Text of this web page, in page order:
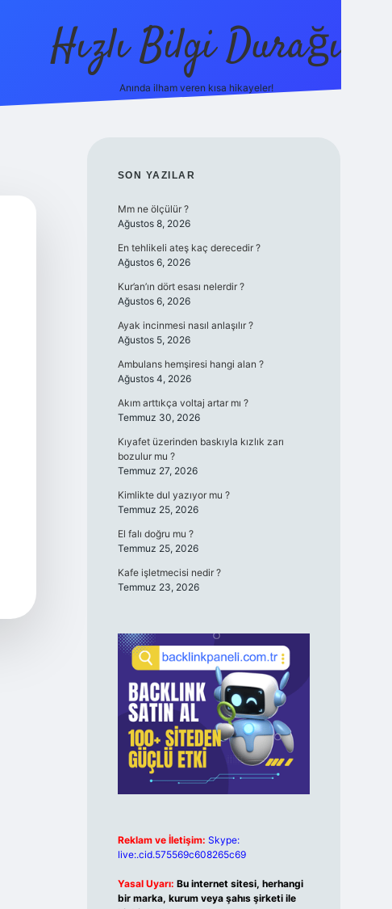
Hızlı Bilgi Durağı
Anında ilham veren kısa hikayeler!
SIDEBAR
SON YAZILAR
Mm ne ölçülür ?
Ağustos 8, 2026
En tehlikeli ateş kaç derecedir ?
Ağustos 6, 2026
Kur’an’ın dört esası nelerdir ?
Ağustos 6, 2026
Ayak incinmesi nasıl anlaşılır ?
Ağustos 5, 2026
Ambulans hemşiresi hangi alan ?
Ağustos 4, 2026
Akım arttıkça voltaj artar mı ?
Temmuz 30, 2026
Kıyafet üzerinden baskıyla kızlık zarı
bozulur mu ?
Temmuz 27, 2026
Kimlikte dul yazıyor mu ?
Temmuz 25, 2026
El falı doğru mu ?
Temmuz 25, 2026
Kafe işletmecisi nedir ?
Temmuz 23, 2026
Reklam ve İletişim: Skype:
live:.cid.575569c608265c69
Yasal Uyarı: Bu internet sitesi, herhangi
bir marka, kurum veya şahıs şirketi ile